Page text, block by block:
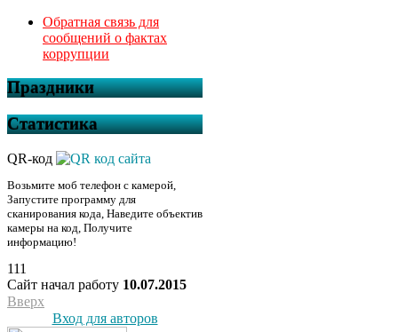
Обратная связь для
сообщений о фактах
коррупции
Праздники
Статистика
QR-код
Возьмите моб телефон с камерой,
Запустите программу для
сканирования кода, Наведите объектив
камеры на код, Получите
информацию!
111
Сайт начал работу 10.07.2015
Вверх
Вход для авторов